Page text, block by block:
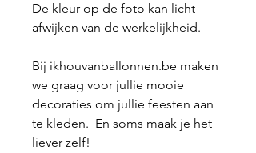
De kleur op de foto kan licht
afwijken van de werkelijkheid.
Bij ikhouvanballonnen.be maken
we graag voor jullie mooie
decoraties om jullie feesten aan
te kleden. En soms maak je het
liever zelf!